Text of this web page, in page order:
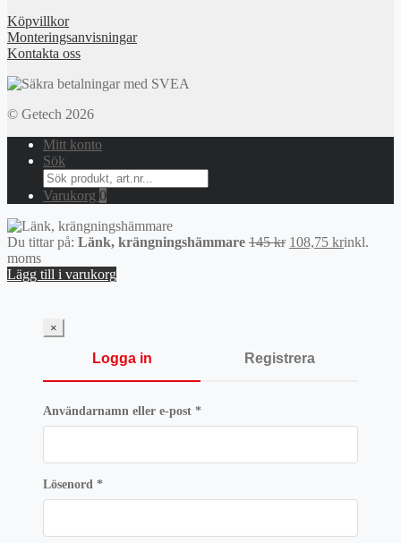
Köpvillkor
Monteringsanvisningar
Kontakta oss
© Getech 2026
Mitt konto
Sök
Search
for:
Varukorg 0
Du tittar på: Länk, krängningshämmare 145kr Det
108,75 krDet
inkl.
moms
Lägg till i varukorg
×
Logga in Registrera
Användarnamn eller e-post *Obligatoriskt
Lösenord *Obligatoriskt